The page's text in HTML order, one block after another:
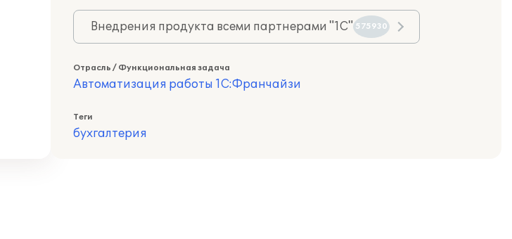
Внедрения продукта всеми партнерами "1С" 575930
Отрасль / Функциональная задача
Автоматизация работы 1С:Франчайзи
Теги
бухгалтерия